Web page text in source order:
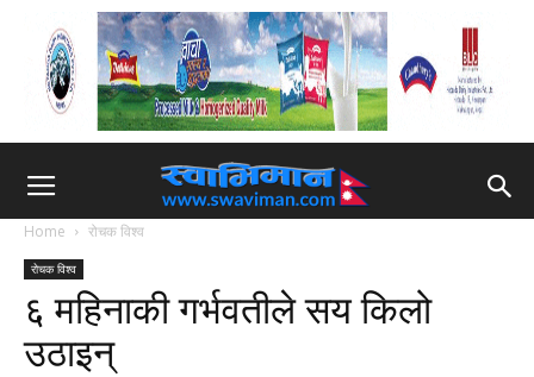
Home रोचक विश्व
रोचक विश्व
६ महिनाकी गर्भवतीले सय किलो
उठाइन्